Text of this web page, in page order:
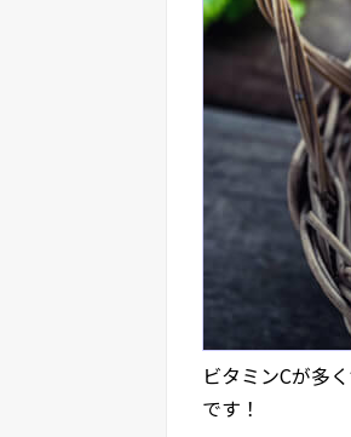
ビタミンCが多
です！